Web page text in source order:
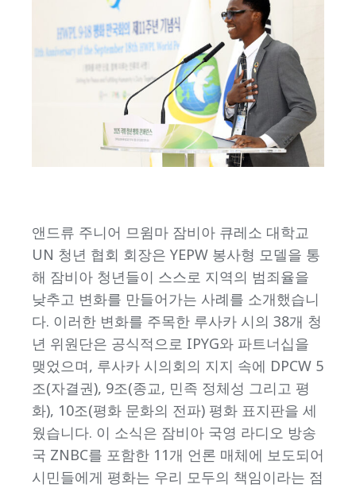
앤드류 주니어 므윔마 잠비아 큐레소 대학교
UN 청년 협회 회장은 YEPW 봉사형 모델을 통
해 잠비아 청년들이 스스로 지역의 범죄율을
낮추고 변화를 만들어가는 사례를 소개했습니
다. 이러한 변화를 주목한 루사카 시의 38개 청
년 위원단은 공식적으로 IPYG와 파트너십을
맺었으며, 루사카 시의회의 지지 속에 DPCW 5
조(자결권), 9조(종교, 민족 정체성 그리고 평
화), 10조(평화 문화의 전파) 평화 표지판을 세
웠습니다. 이 소식은 잠비아 국영 라디오 방송
국 ZNBC를 포함한 11개 언론 매체에 보도되어
시민들에게 평화는 우리 모두의 책임이라는 점